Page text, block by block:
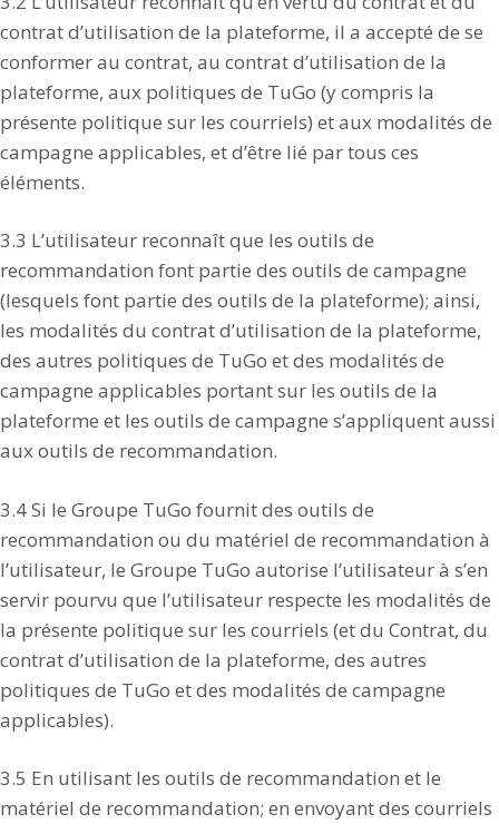
contrat d’utilisation de la plateforme, il a accepté de se
conformer au contrat, au contrat d’utilisation de la
plateforme, aux politiques de TuGo (y compris la
présente politique sur les courriels) et aux modalités de
campagne applicables, et d’être lié par tous ces
éléments.
3.3 L’utilisateur reconnaît que les outils de
recommandation font partie des outils de campagne
(lesquels font partie des outils de la plateforme); ainsi,
les modalités du contrat d’utilisation de la plateforme,
des autres politiques de TuGo et des modalités de
campagne applicables portant sur les outils de la
plateforme et les outils de campagne s’appliquent aussi
aux outils de recommandation.
3.4 Si le Groupe TuGo fournit des outils de
recommandation ou du matériel de recommandation à
l’utilisateur, le Groupe TuGo autorise l’utilisateur à s’en
servir pourvu que l’utilisateur respecte les modalités de
la présente politique sur les courriels (et du Contrat, du
contrat d’utilisation de la plateforme, des autres
politiques de TuGo et des modalités de campagne
applicables).
3.5 En utilisant les outils de recommandation et le
matériel de recommandation; en envoyant des courriels